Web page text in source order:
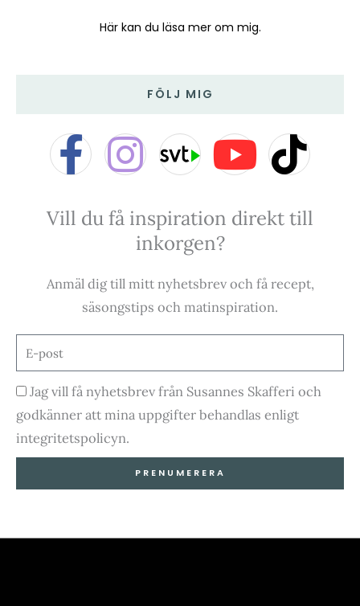
Här kan du läsa mer om mig.
FÖLJ MIG
F
c
e
b
o
k
-
I
s
t
a
r
a
m
Y
u
t
u
e
T
k
t
Vill du få inspiration direkt till
inkorgen?
Anmäl dig till mitt nyhetsbrev och få recept,
säsongstips och matinspiration.
E-
post
Godkännande
Jag vill få nyhetsbrev från Susannes Skafferi och
godkänner att mina uppgifter behandlas enligt
integritetspolicyn.
PRENUMERERA